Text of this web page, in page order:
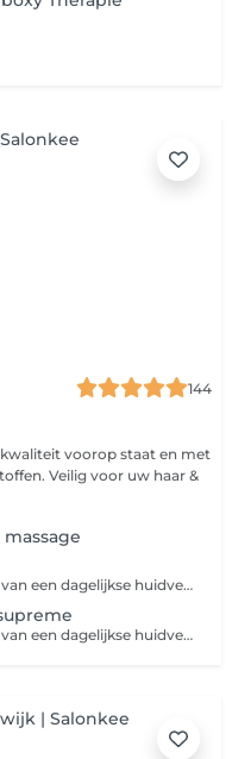
144
voorop staat en met
Veilig voor uw haar &
Verwen jezelf en ontdek de kracht van een dagelijkse huidverzorgingsroutine. Dit huidverzorgingsprogramma biedt alles wat je nodig hebt om jouw huid te voeden, te beschermen en te herstellen. Laat elke stap van jouw routine een moment van self-care zijn. Intake-huidanalyse-reinigen-dieptereinigen-masker-dagverzorging-persoonlijk advies.
Verwen jezelf en ontdek de kracht van een dagelijkse huidverzorgingsroutine. Dit huidverzorgingsprogramma biedt alles wat je nodig hebt om jouw huid te voeden, te beschermen, te herstellen en te verbeteren. Laat elke stap van jouw routine een moment van self-care zijn. Intake-huidanalyse-waxen van gezicht en wenkbrauwen-wenkbrauwen verven-reinigen-dieptereinigen-massage-masker-dagverzorging-persoonlijk advies.